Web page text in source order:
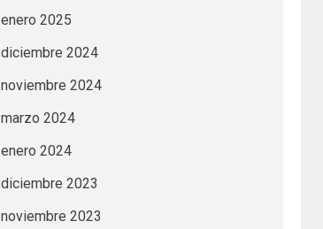
enero 2025
diciembre 2024
noviembre 2024
marzo 2024
enero 2024
diciembre 2023
noviembre 2023